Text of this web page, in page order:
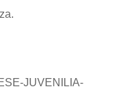
JUVENILIA-